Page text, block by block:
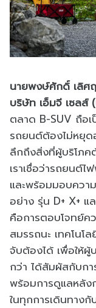
นายพงษ์ศักดิ์ เลิศ
บริษัท เอ็มจี เซลส์
ตลาด B-SUV ถือ
รถยนต์ต้องไม่หยุด
ลึกถึงสิ่งที่ผู้บริโภค
เราเชื่อว่ารถยนต์
และพร้อมมอบควา
อย่าง รุ่น D+ X+ แ
คือการตอบโจทย์ค
สมรรถนะ เทคโนโ
จับต้องได้ เพื่อให้
กว่า ได้สัมผัสกับก
พร้อมการดูแลหลัง
ในทุกการเดินทาง